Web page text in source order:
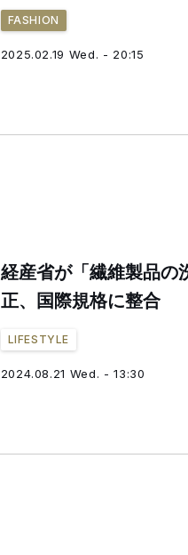
FASHION
2025.02.19 Wed. - 20:15
経産省が「繊維製品の
正、国際規格に整合
LIFESTYLE
2024.08.21 Wed. - 13:30